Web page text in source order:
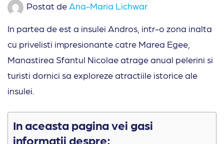
Postat de Ana-Maria Lichwar
In partea de est a insulei Andros, intr-o zona inalta
cu privelisti impresionante catre Marea Egee,
Manastirea Sfantul Nicolae atrage anual pelerini si
turisti dornici sa exploreze atractiile istorice ale
insulei.
In aceasta pagina vei gasi
informatii despre: